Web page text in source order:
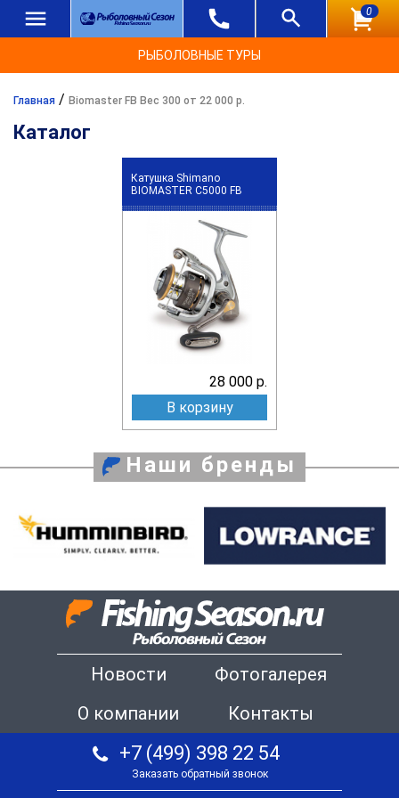
0
РЫБОЛОВНЫЕ ТУРЫ
Главная / Biomaster FB Вес 300 от 22 000 р.
Каталог
Катушка Shimano
BIOMASTER C5000 FB
28 000 р.
В корзину
Наши бренды
Новости
Фотогалерея
О компании
Контакты
+7 (499) 398 22 54
Заказать обратный звонок